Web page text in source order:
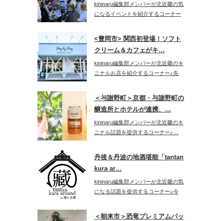
kininaru編集部メンバーが北近畿の気
になるイベントを紹介するコーナー
<豊岡市> 関西初登場！ソフト
クリーム＆カフェがキ…
kininaru編集部メンバーが北近畿のキ
ニナルお店を紹介するコーナー♪先
＜与謝野町＞京都・与謝野町の
醸造所とホテルが連携、…
kininaru編集部メンバーが北近畿のキ
ニナル話題を提供するコーナー♪…
丹後＆丹波の地酒堪能「tantan
kura ar…
kininaru編集部メンバーが北近畿の気
になる話題を提供するコーナー♪今
＜朝来市＞恐竜プレミアムパッ